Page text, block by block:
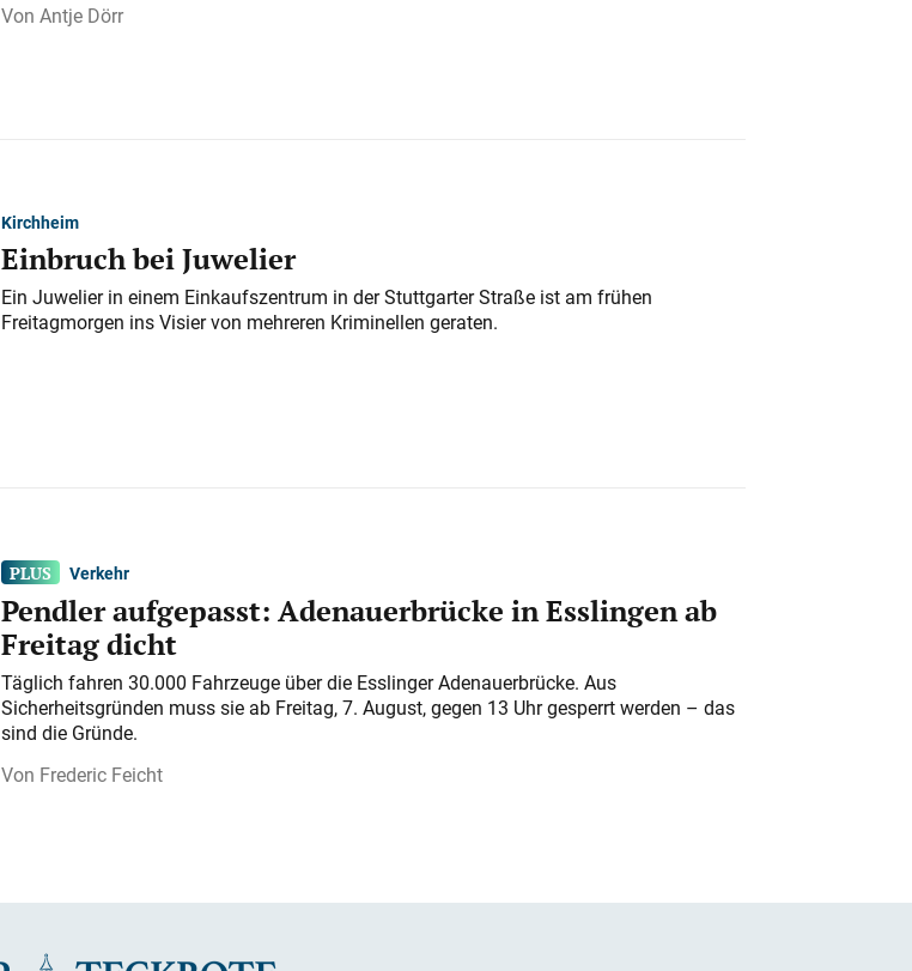
Antje Dörr
Kirchheim
Einbruch bei Juwelier
Ein Juwelier in einem Einkaufszentrum in der Stuttgarter Straße ist am frühen
Freitagmorgen ins Visier von mehreren Kriminellen geraten.
Verkehr
Pendler aufgepasst: Adenauerbrücke in Esslingen ab
Freitag dicht
Täglich fahren 30.000 Fahrzeuge über die Esslinger Adenauerbrücke. Aus
Sicherheitsgründen muss sie ab Freitag, 7. August, gegen 13 Uhr gesperrt werden – das
sind die Gründe.
Frederic Feicht